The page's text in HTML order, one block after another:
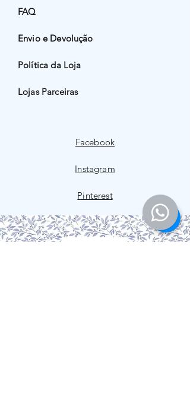
FAQ
Envio e Devolução
Política da Loja
Lojas Parceiras
Facebook
Instagram
Pinterest